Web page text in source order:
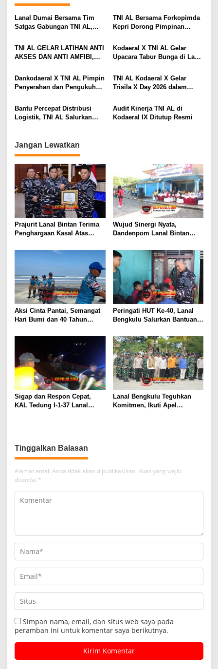
s
i
o
Lanal Dumai Bersama Tim
Satgas Gabungan TNI AL,
Penyelundupan 200 Ton
Arang Bakau di Perairan
TNI AL Bersama Forkopimda
Kepri Dorong Pimpinan
Pembayaran Zakat
TNI AL GELAR LATIHAN ANTI
AKSES DAN ANTI AMFIBI,
TANGKAPAN TIMAH DAN
LOGAM TANAH JARANG
SENILAI RP 173,6 MILYAR
Kodaeral X TNI AL Gelar
Upacara Tabur Bunga di Laut
Samudera 2026
Dankodaeral X TNI AL Pimpin
Penyerahan dan Pengukuhan
Lingkungan Kodaeral X
TNI AL Kodaeral X Gelar
Trisila X Day 2026 dalam
Samudera
Bantu Percepat Distribusi
Logistik, TNI AL Salurkan
Aceh
Audit Kinerja TNI AL di
Kodaeral IX Ditutup Resmi
Jangan Lewatkan
Prajurit Lanal Bintan Terima
Penghargaan Kasal Atas
Penyelundupan Narkotika
Wujud Sinergi Nyata,
Dandenpom Lanal Bintan
2026 di Tanjungpinang
Aksi Cinta Pantai, Semangat
Hari Bumi dan 40 Tahun
Peringati HUT Ke-40, Lanal
Bengkulu Salurkan Bantuan
Sigap dan Respon Cepat,
KAL Tedung I-1-37 Lanal
Lanal Bengkulu Teguhkan
Komitmen, Ikuti Apel
Tinggalkan Balasan
Alamat email Anda tidak akan dipublikasikan. Ruas yang wajib
ditandai *
Simpan nama, email, dan situs web saya pada
peramban ini untuk komentar saya berikutnya.